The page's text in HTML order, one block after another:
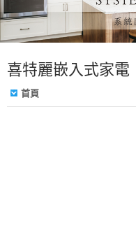
喜特麗嵌入式家電
首頁